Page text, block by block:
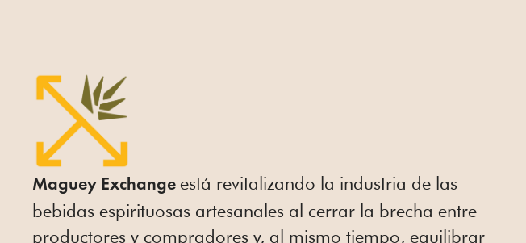
Maguey Exchange está revitalizando la industria de las
bebidas espirituosas artesanales al cerrar la brecha entre
productores y compradores y, al mismo tiempo, equilibrar